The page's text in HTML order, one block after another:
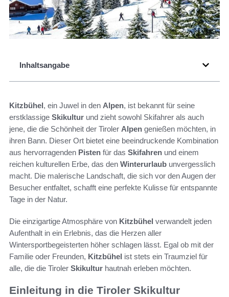
Inhaltsangabe
Kitzbühel, ein Juwel in den Alpen, ist bekannt für seine
erstklassige Skikultur und zieht sowohl Skifahrer als auch
jene, die die Schönheit der Tiroler Alpen genießen möchten, in
ihren Bann. Dieser Ort bietet eine beeindruckende Kombination
aus hervorragenden Pisten für das Skifahren und einem
reichen kulturellen Erbe, das den Winterurlaub unvergesslich
macht. Die malerische Landschaft, die sich vor den Augen der
Besucher entfaltet, schafft eine perfekte Kulisse für entspannte
Tage in der Natur.
Die einzigartige Atmosphäre von Kitzbühel verwandelt jeden
Aufenthalt in ein Erlebnis, das die Herzen aller
Wintersportbegeisterten höher schlagen lässt. Egal ob mit der
Familie oder Freunden, Kitzbühel ist stets ein Traumziel für
alle, die die Tiroler Skikultur hautnah erleben möchten.
Einleitung in die Tiroler Skikultur